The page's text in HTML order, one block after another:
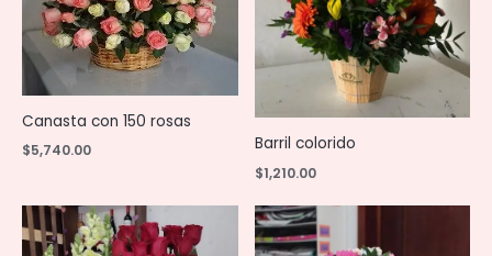
Canasta con 150 rosas
$5,740.00 Barril colorido
$1,210.00